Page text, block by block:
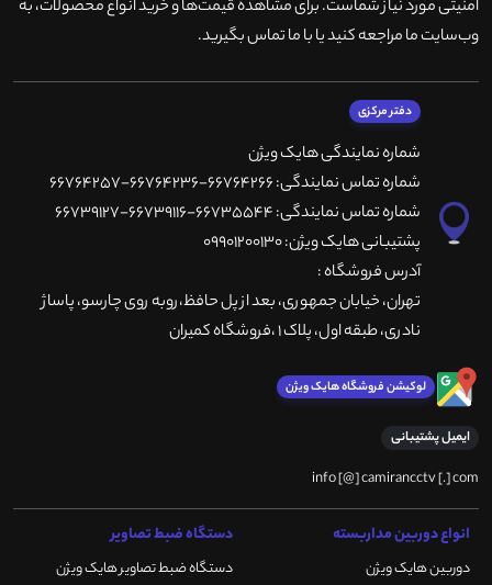
امنیتی مورد نیاز شماست. برای مشاهده قیمت‌ها و خرید انواع محصولات، به
وب‌سایت ما مراجعه کنید یا با ما تماس بگیرید.
دفتر مرکزی
شماره نمایندگی هایک ویژن
شماره تماس نمایندگی: 66764266-66764236-66764257
شماره تماس نمایندگی: 66735544-66739116-66739127
پشتیبانی هایک ویژن: 09901200130
آدرس فروشگاه :
تهران، خيابان جمهوری، بعد از پل حافظ،روبه روی چارسو، پاساژ
نادری، طبقه اول، پلاک 1 ،فروشگاه کمیران
لوکیشن فروشگاه هایک ویژن
ایمیل پشتیبانی
info [@] camirancctv [.] com
انواع دوربین مداربسته
دوربین هایک ویژن
دستگاه ضبط تصاویر
دستگاه ضبط تصاویر هایک ویژن